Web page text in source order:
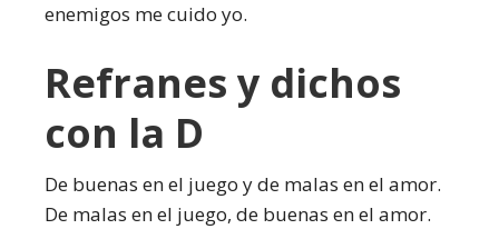
enemigos me cuido yo.
Refranes y dichos
con la D
De buenas en el juego y de malas en el amor.
De malas en el juego, de buenas en el amor.